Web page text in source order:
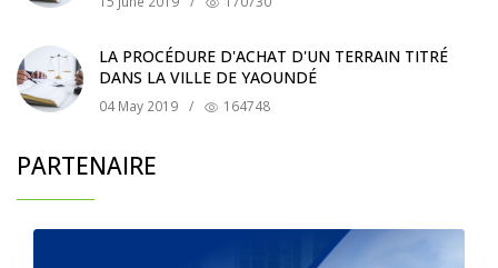
LA PROCÉDURE D'ACHAT D'UN TERRAIN TITRÉ
DANS LA VILLE DE YAOUNDÉ
04 May 2019 / 164748
PARTENAIRE